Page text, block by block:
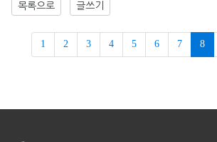
목록으로 글쓰기
1 2 3 4 5 6 7 8